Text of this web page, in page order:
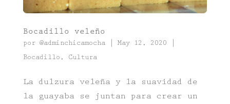
Bocadillo veleño
por @adminchicamocha| May 12, 2020
Bocadillo , Cultura
La dulzura veleña y la suavidad de
la guayaba se juntan para crear un